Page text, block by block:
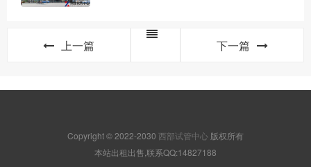
上一篇 下一篇
Copyright © 2022-2030 西部试管中心 版权所有
本站出租出售,联系QQ:14827188